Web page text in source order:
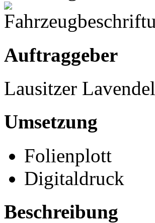
Auftraggeber
Lausitzer Lavendel
Umsetzung
Folienplott
Digitaldruck
Beschreibung